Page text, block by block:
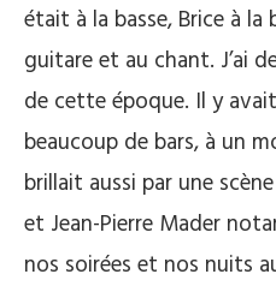
était à la basse, Brice à
guitare et au chant. J’ai
de cette époque. Il y
beaucoup de bars, à un
brillait aussi par une
et Jean-Pierre Mader
nos soirées et nos nuits